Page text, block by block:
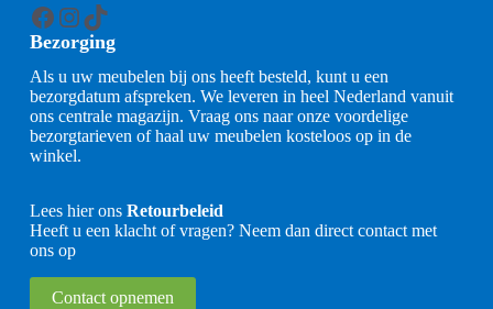
Facebook
Instagram
TikTok
Bezorging
Als u uw meubelen bij ons heeft besteld, kunt u een
bezorgdatum afspreken. We leveren in heel Nederland vanuit
ons centrale magazijn. Vraag ons naar onze voordelige
bezorgtarieven of haal uw meubelen kosteloos op in de
winkel.
Lees hier ons Retourbeleid
Heeft u een klacht of vragen? Neem dan direct contact met
ons op
Contact opnemen